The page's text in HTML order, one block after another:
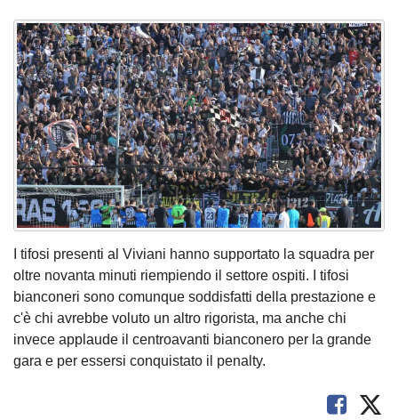
I tifosi presenti al Viviani hanno supportato la squadra per
oltre novanta minuti riempiendo il settore ospiti. I tifosi
bianconeri sono comunque soddisfatti della prestazione e
c'è chi avrebbe voluto un altro rigorista, ma anche chi
invece applaude il centroavanti bianconero per la grande
gara e per essersi conquistato il penalty.